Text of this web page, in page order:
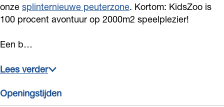
onze splinternieuwe peuterzone. Kortom: KidsZoo is
100 procent avontuur op 2000m2 speelplezier!
Een b…
Lees verder
Openingstijden